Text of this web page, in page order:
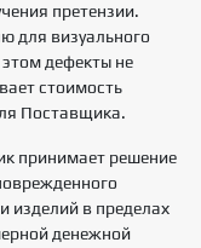
претензии.
для визуального
дефекты не
стоимость
Поставщика.
принимает решение
изделий в пределах
денежной